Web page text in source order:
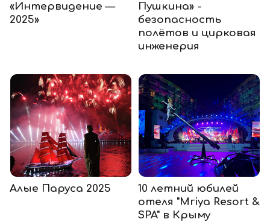
«Интервидение —
2025»
Пушкина» -
безопасность
полётов и цирковая
инженерия
Алые Паруса 2025
10 летний юбилей
отеля "Mriya Resort &
SPA" в Крыму